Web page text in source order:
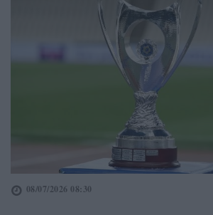
08/07/2026 08:30